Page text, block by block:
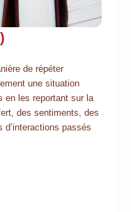
de répéter
une situation
en les reportant sur la
des sentiments, des
passés